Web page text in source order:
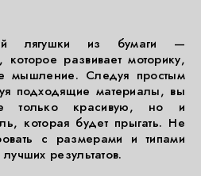
лягушки из бумаги —
которое развивает моторику,
мышление. Следуя простым
подходящие материалы, вы
только красивую, но и
которая будет прыгать. Не
с размерами и типами
результатов.